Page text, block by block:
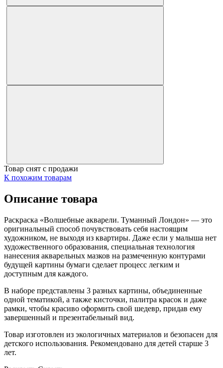
Товар снят с продажи
К похожим товарам
Описание товара
Раскраска «Волшебные акварели. Туманный Лондон» — это
оригинальный способ почувствовать себя настоящим
художником, не выходя из квартиры. Даже если у малыша нет
художественного образования, специальная технология
нанесения акварельных мазков на размеченную контурами
будущей картины бумаги сделает процесс легким и
доступным для каждого.
В наборе представлены 3 разных картины, объединенные
одной тематикой, а также кисточки, палитра красок и даже
рамки, чтобы красиво оформить свой шедевр, придав ему
завершенный и презентабельный вид.
Товар изготовлен из экологичных материалов и безопасен для
детского использования. Рекомендовано для детей старше 3
лет.